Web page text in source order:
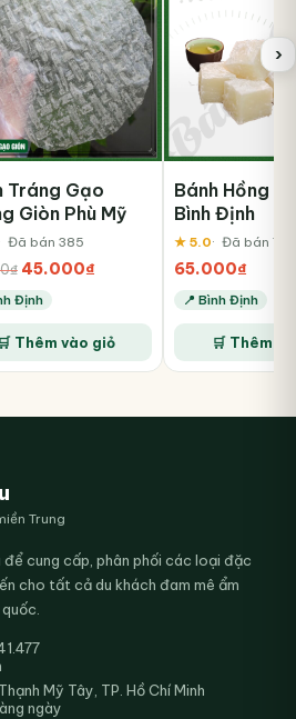
Tráng Gạo
Giòn Phù Mỹ
Đã bán 385
₫ Giá
gốc
là:
55.000₫.
45.000₫
là:
45.000₫.
Định
🛒 Thêm vào giỏ
Bánh Hồng
Bình Định
★ 5.0 Đã bán 787
65.000₫
📍 Bình Định
🛒 Thêm
›
Trung
cung cấp, phân phối các loại đặc
cho tất cả du khách đam mê ẩm
Mỹ Tây, TP. Hồ Chí Minh
ngày